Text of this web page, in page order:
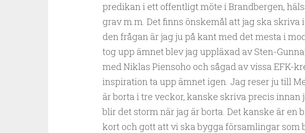
predikan i ett offentligt möte i Brandbergen,
grav m.m. Det finns önskemål att jag ska skriva
den frågan är jag ju på kant med det mesta i
tog upp ämnet blev jag uppläxad av Sten-
med Niklas Piensoho och sågad av vissa EFK-
inspiration ta upp ämnet igen. Jag reser ju till
är borta i tre veckor, kanske skriva precis innan
blir det storm när jag är borta. Det kanske är en
kort och gott att vi ska bygga församlingar som